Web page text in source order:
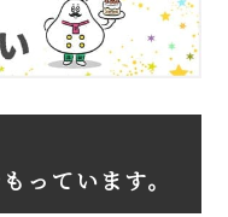
っています。